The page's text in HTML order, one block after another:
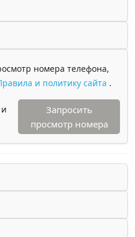
номера телефона,
и политику сайта .
Запросить
просмотр номера